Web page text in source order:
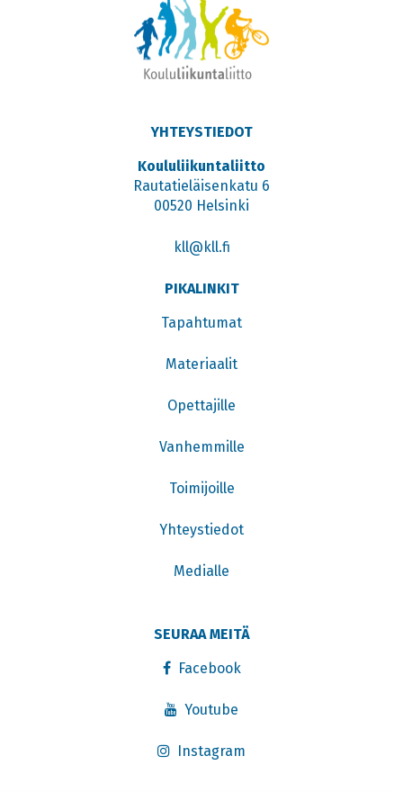
YHTEYSTIEDOT
Koululiikuntaliitto
Rautatieläisenkatu 6
00520 Helsinki
kll@kll.fi
PIKALINKIT
Tapahtumat
Materiaalit
Opettajille
Vanhemmille
Toimijoille
Yhteystiedot
Medialle
SEURAA MEITÄ
Facebook
Youtube
Instagram